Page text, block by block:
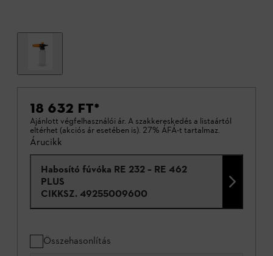
18 632 FT*
Ajánlott végfelhasználói ár. A szakkereskedés a listaártól
eltérhet (akciós ár esetében is). 27% ÁFÁ-t tartalmaz.
Árucikk
Habosító fúvóka RE 232 – RE 462
PLUS
CIKKSZ. 49255009600
Összehasonlítás